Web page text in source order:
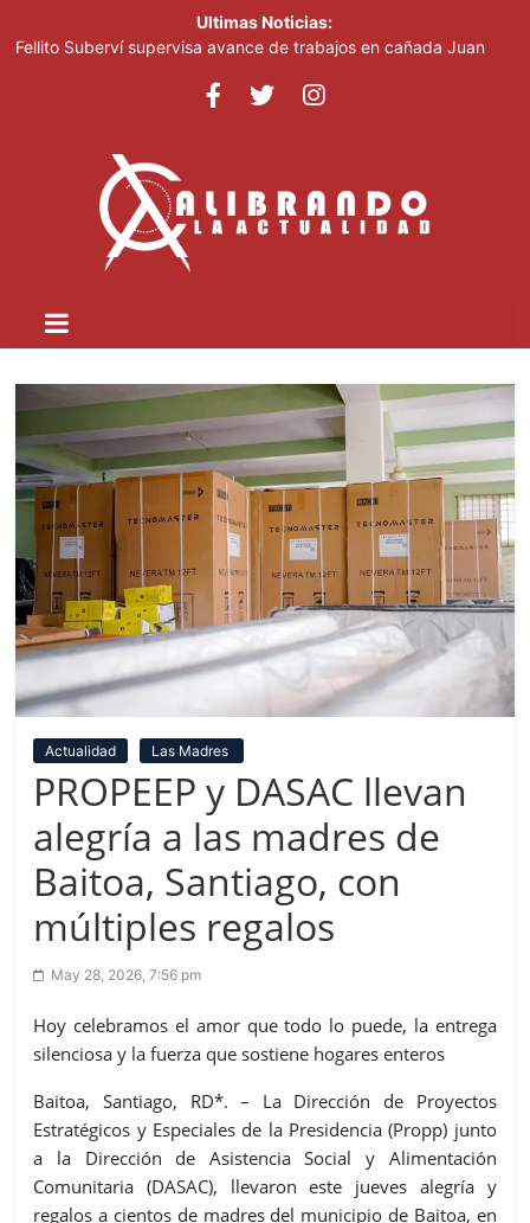
Ultimas Noticias:
Fellito Suberví supervisa avance de trabajos en cañada Juan
República Dominicana será sede del 1.er Congreso Internacional
COOPNAMA convoca a sus asociados a participar en las
Asambleas Distritales y General Ordinaria de Delegados
MICM lleva la Ruta Mipymes a San Pedro de Macorís
TNR e IICA unen esfuerzos para potenciar la modernización
agrícola en República Dominicana
Actualidad Las Madres
PROPEEP y DASAC llevan
alegría a las madres de
Baitoa, Santiago, con
múltiples regalos
May 28, 2026, 7:56 pm
Hoy celebramos el amor que todo lo puede, la entrega
silenciosa y la fuerza que sostiene hogares enteros
Baitoa, Santiago, RD*. – La Dirección de Proyectos
Estratégicos y Especiales de la Presidencia (Propp) junto
a la Dirección de Asistencia Social y Alimentación
Comunitaria (DASAC), llevaron este jueves alegría y
regalos a cientos de madres del municipio de Baitoa, en